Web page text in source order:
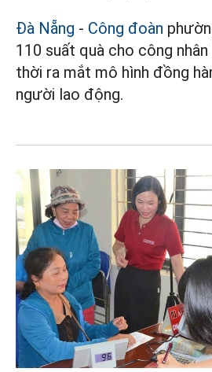
Đà Nẵng - Công đoàn
110 suất quà cho công
thời ra mắt mô hình đồng
người lao động.